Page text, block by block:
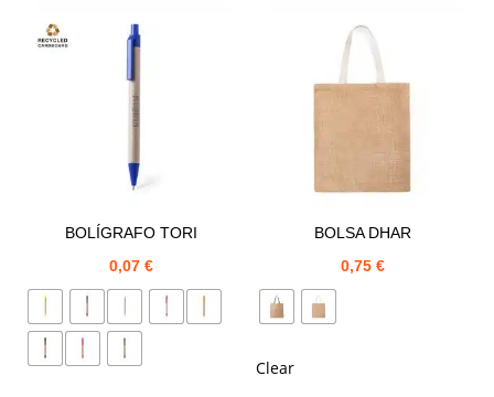
BOLÍGRAFO TORI
0,07€
BOLSA DHAR
0,75 €
Clear